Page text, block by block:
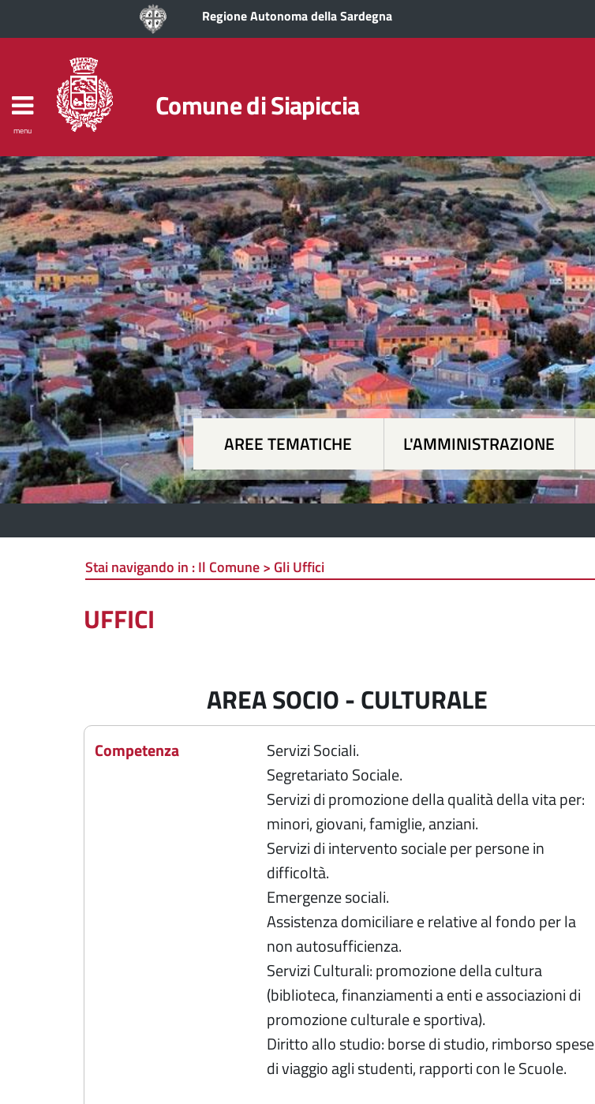
Regione Autonoma della Sardegna
menu
Comune di Siapiccia
AREE TEMATICHE L'AMMINISTRAZIONE
Stai navigando in :Il Comune > Gli Uffici
UFFICI
AREA SOCIO - CULTURALE
Competenza
Servizi Sociali.
Segretariato Sociale.
Servizi di promozione della qualità della vita per:
minori, giovani, famiglie, anziani.
Servizi di intervento sociale per persone in
difficoltà.
Emergenze sociali.
Assistenza domiciliare e relative al fondo per la
non autosufficienza.
Servizi Culturali: promozione della cultura
(biblioteca, finanziamenti a enti e associazioni di
promozione culturale e sportiva).
Diritto allo studio: borse di studio, rimborso spese
di viaggio agli studenti, rapporti con le Scuole.